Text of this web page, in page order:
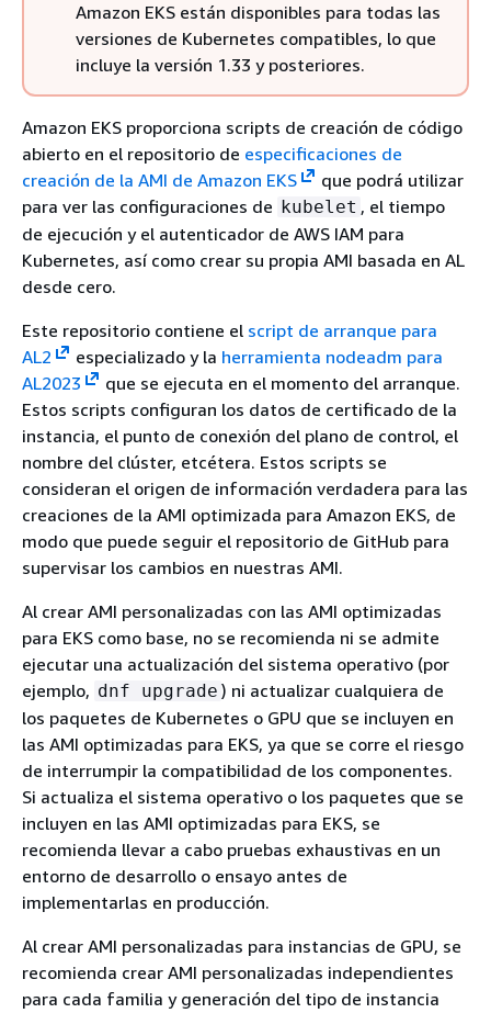
Amazon EKS están disponibles para todas las
versiones de Kubernetes compatibles, lo que
incluye la versión 1.33 y posteriores.
Amazon EKS proporciona scripts de creación de código
abierto en el repositorio de especificaciones de
creación de la AMI de Amazon EKS
que podrá utilizar
para ver las configuraciones de kubelet , el tiempo
de ejecución y el autenticador de AWS IAM para
Kubernetes, así como crear su propia AMI basada en AL
desde cero.
Este repositorio contiene el script de arranque para
AL2
especializado y la herramienta nodeadm para
AL2023
que se ejecuta en el momento del arranque.
Estos scripts configuran los datos de certificado de la
instancia, el punto de conexión del plano de control, el
nombre del clúster, etcétera. Estos scripts se
consideran el origen de información verdadera para las
creaciones de la AMI optimizada para Amazon EKS, de
modo que puede seguir el repositorio de GitHub para
supervisar los cambios en nuestras AMI.
Al crear AMI personalizadas con las AMI optimizadas
para EKS como base, no se recomienda ni se admite
ejecutar una actualización del sistema operativo (por
ejemplo, dnf upgrade ) ni actualizar cualquiera de
los paquetes de Kubernetes o GPU que se incluyen en
las AMI optimizadas para EKS, ya que se corre el riesgo
de interrumpir la compatibilidad de los componentes.
Si actualiza el sistema operativo o los paquetes que se
incluyen en las AMI optimizadas para EKS, se
recomienda llevar a cabo pruebas exhaustivas en un
entorno de desarrollo o ensayo antes de
implementarlas en producción.
Al crear AMI personalizadas para instancias de GPU, se
recomienda crear AMI personalizadas independientes
para cada familia y generación del tipo de instancia